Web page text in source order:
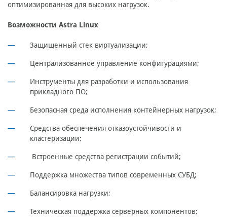
оптимизированная для высоких нагрузок.
Возможности Astra Linux
Защищенный стек виртуализации;
Централизованное управление конфигурациями;
Инструменты для разработки и использования
прикладного ПО;
Безопасная среда исполнения контейнерных нагрузок;
Средства обеспечения отказоустойчивости и
кластеризации;
Встроенные средства регистрации событий;
Поддержка множества типов современных СУБД;
Балансировка нагрузки;
Техническая поддержка серверных компонентов;